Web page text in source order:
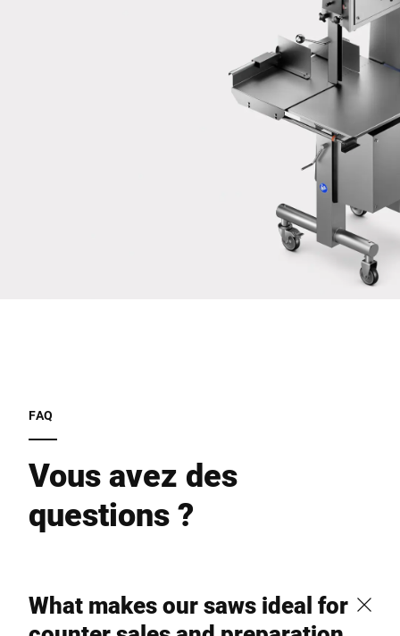
Je confirme par la présente que j'accepte l'utilisation de mes
données pour traiter cette demande De plus amples informations
Déclaration de protection des
Click to start verification
Friendly Captcha ⇗
FAQ
Vous avez des
questions ?
What makes our saws ideal for